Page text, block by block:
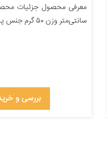
سانتی‌متر وزن ۵۰ گرم جنس پلاستیک
بررسی و